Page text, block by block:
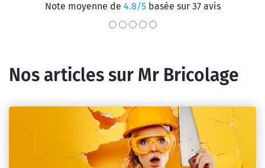
Note moyenne de 4.8/5basée sur 37 avis
Nos articles sur Mr Bricolage